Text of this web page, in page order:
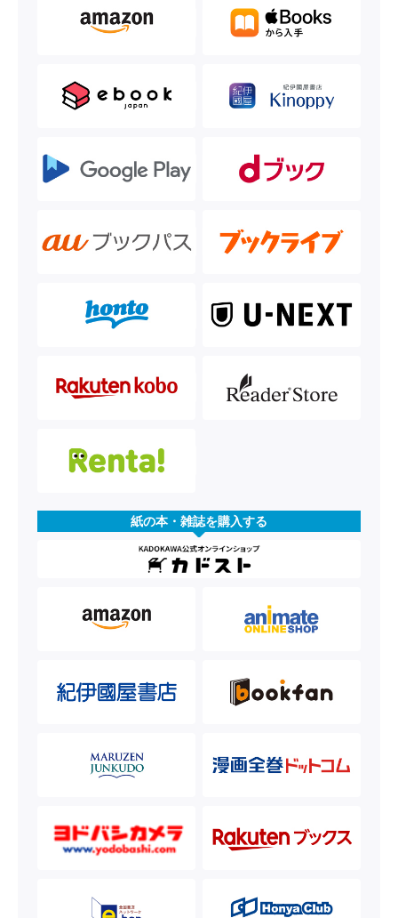
紙の本・雑誌を購入する